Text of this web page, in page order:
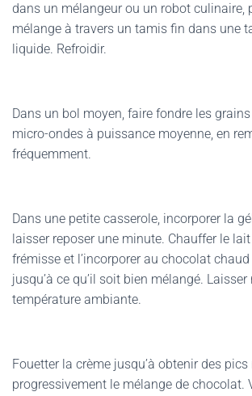
dans un mélangeur ou un robot culinaire,
mélange à travers un tamis fin dans une
liquide. Refroidir.
Dans un bol moyen, faire fondre les
micro-ondes à puissance moyenne, en
fréquemment.
Dans une petite casserole, incorporer la
laisser reposer une minute. Chauffer le lait
frémisse et l’incorporer au chocolat
jusqu’à ce qu’il soit bien mélangé. Laisser
température ambiante.
Fouetter la crème jusqu’à obtenir des
progressivement le mélange de chocolat.